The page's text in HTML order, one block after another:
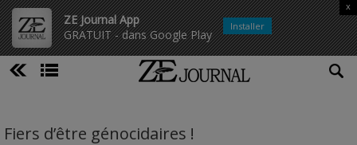
ZE Journal App
GRATUIT - dans Google Play
x
Installer
Fiers d’être génocidaires !